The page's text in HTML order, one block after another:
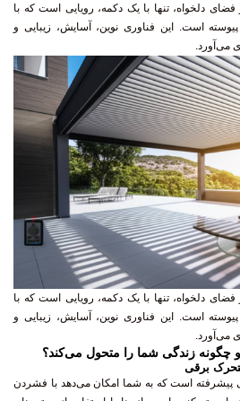
دلخواه، تنها با یک دکمه، رویایی است که با
است. این فناوری نوین، آسایش، زیبایی و
می‌آورد.
دلخواه، تنها با یک دکمه، رویایی است که با
است. این فناوری نوین، آسایش، زیبایی و
می‌آورد.
زندگی شما را متحول می‌کند؟
برقی
است که به شما امکان می‌دهد با فشردن
بسته کنید. این سازه‌ها با استفاده از موتورهای
تجربه کاربری بی‌نظیری را ارائه می‌دهند. سقف جمع
و دقیق، این قابلیت را به فضاهای مختلف از جمله